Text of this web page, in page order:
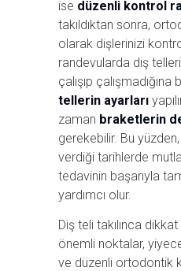
ise düzenli kontrol
takıldıktan sonra,
olarak dişlerinizi
randevularda diş
çalışıp çalışmadığına
tellerin ayarları
zaman braketlerin
gerekebilir. Bu
verdiği tarihlerde
tedavinin başarıyla
yardımcı olur.
Diş teli takılınca
önemli noktalar,
ve düzenli ortodontik